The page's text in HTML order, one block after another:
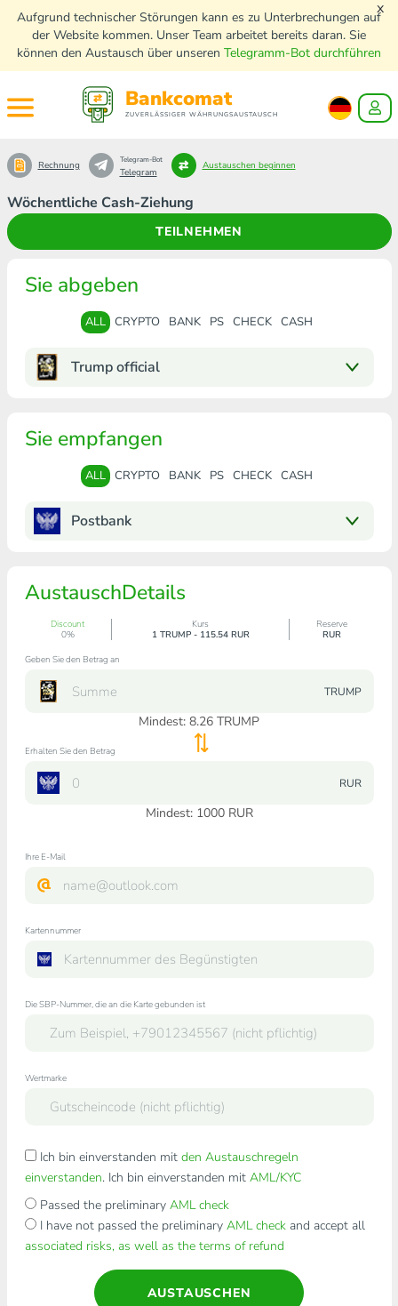
Aufgrund technischer Störungen kann es zu Unterbrechungen auf
der Website kommen. Unser Team arbeitet bereits daran. Sie
können den Austausch über unseren Telegramm-Bot durchführen
x
Bankcomat
ZUVERLÄSSIGER WÄHRUNGSAUSTAUSCH
Wöchentliche Cash-Ziehung
TEILNEHMEN
Rechnung Telegram-Bot
Telegram
Austauschen beginnen
Sie abgeben
ALL CRYPTO BANK PS CHECK CASH
Trump official
Sie empfangen
ALL CRYPTO BANK PS CHECK CASH
Postbank
AustauschDetails
Discount
0%
Kurs
1 TRUMP - 115.54 RUR
Reserve
RUR
Geben Sie den Betrag an
TRUMP
Mindest: 8.26 TRUMP
Erhalten Sie den Betrag
RUR
Mindest: 1000RUR
Ihre E-Mail
Kartennummer
Die SBP-Nummer, die an die Karte gebunden ist
Wertmarke
Ich bin einverstanden mit den Austauschregeln
einverstanden. Ich bin einverstanden mit AML/KYC
Passed the preliminary AML check
I have not passed the preliminary AML checkand accept all
associated risks, as well as the terms of refund
AUSTAUSCHEN